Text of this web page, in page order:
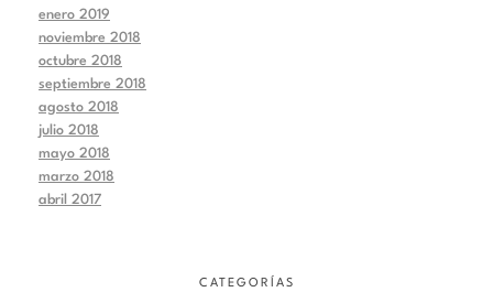
enero 2019
noviembre 2018
octubre 2018
septiembre 2018
agosto 2018
julio 2018
mayo 2018
marzo 2018
abril 2017
CATEGORÍAS